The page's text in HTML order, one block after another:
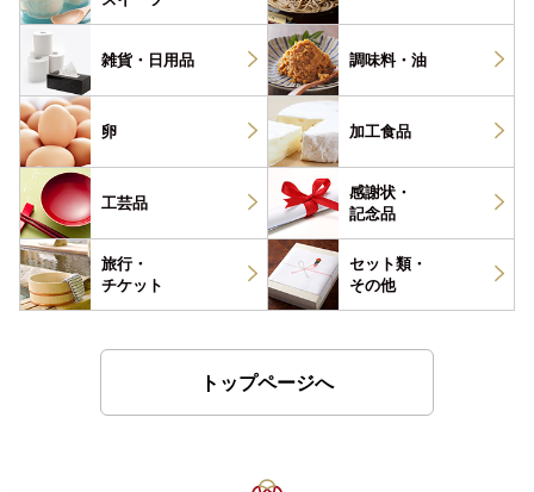
雑貨・ 日用品 調味料・ 油
卵 加工食品
工芸品
感謝状・
記念品
旅行・
チケット
セット類・
その他
トップページへ